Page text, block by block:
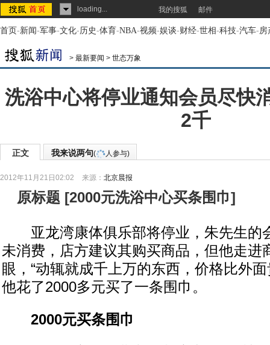
loading... 我的搜狐 邮件
首页-新闻-军事-文化-历史-体育-NBA-视频-娱谈-财经-世相-科技-汽车-房
> 最新要闻 > 世态万象
洗浴中心将停业通知会员尽快
2千
正文 我来说两句( 人参与)
2012年11月21日02:02 来源： 北京晨报
原标题 [2000元洗浴中心买条围巾]
亚龙湾康体俱乐部将停业，朱先生的
未消费，店方建议其购买商品，但他走进
眼，“动辄就成千上万的东西，价格比外
他花了2000多元买了一条围巾。
2000元买条围巾